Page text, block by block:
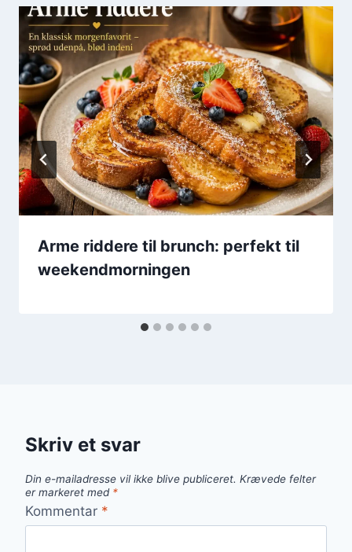
Arme riddere til brunch: perfekt til
weekendmorningen
Skriv et svar
Din e-mailadresse vil ikke blive publiceret. Krævede felter
er markeret med *
Kommentar *